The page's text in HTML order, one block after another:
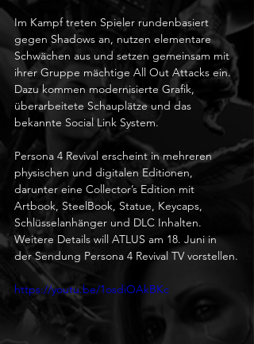
Im Kampf treten Spieler rundenbasiert
gegen Shadows an, nutzen elementare
Schwächen aus und setzen gemeinsam mit
ihrer Gruppe mächtige All Out Attacks ein.
Dazu kommen modernisierte Grafik,
überarbeitete Schauplätze und das
bekannte Social Link System.
Persona 4 Revival erscheint in mehreren
physischen und digitalen Editionen,
darunter eine Collector’s Edition mit
Artbook, SteelBook, Statue, Keycaps,
Schlüsselanhänger und DLC Inhalten.
Weitere Details will ATLUS am 18. Juni in
der Sendung Persona 4 Revival TV vorstellen.
https://youtu.be/1osdiOAkBKc